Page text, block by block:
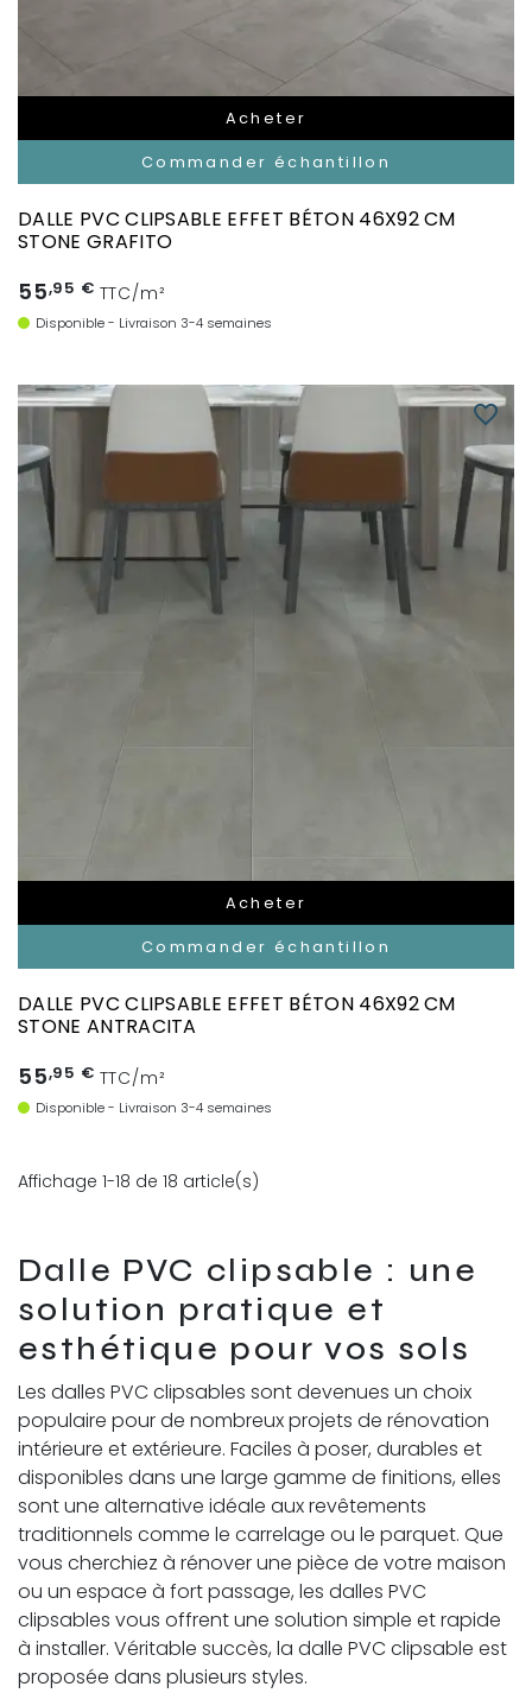
Acheter
Commander échantillon
DALLE PVC CLIPSABLE EFFET BÉTON 46X92 CM
STONE GRAFITO
55,95 € TTC/m²
Disponible - Livraison 3-4 semaines
Acheter
Commander échantillon
favorite_border
DALLE PVC CLIPSABLE EFFET BÉTON 46X92 CM
STONE ANTRACITA
55,95 € TTC/m²
Disponible - Livraison 3-4 semaines
Affichage 1-18 de 18 article(s)
Dalle PVC clipsable : une
solution pratique et
esthétique pour vos sols
Les dalles PVC clipsables sont devenues un choix
populaire pour de nombreux projets de rénovation
intérieure et extérieure. Faciles à poser, durables et
disponibles dans une large gamme de finitions, elles
sont une alternative idéale aux revêtements
traditionnels comme le carrelage ou le parquet. Que
vous cherchiez à rénover une pièce de votre maison
ou un espace à fort passage, les dalles PVC
clipsables vous offrent une solution simple et rapide
à installer. Véritable succès, la dalle PVC clipsable est
proposée dans plusieurs styles.